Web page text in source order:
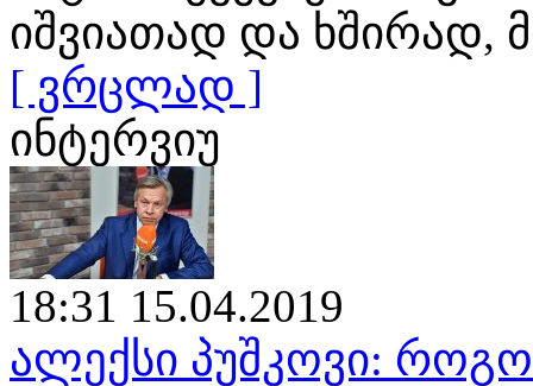
იშვიათად და
[ ვრცლად ]
ინტერვიუ
18:31 15.04.2019
ალექსი პუშკოვი: